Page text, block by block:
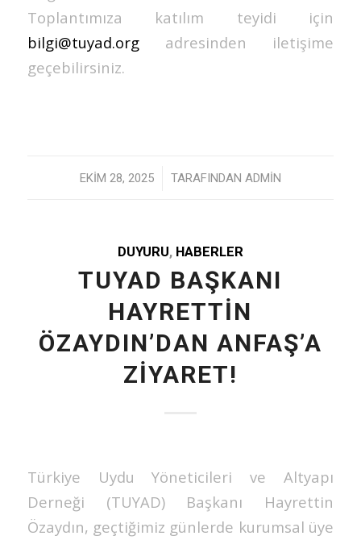
Toplantımıza katılım teyidi için
bilgi@tuyad.orgadresinden iletişime
geçebilirsiniz.
EKIM 28, 2025
/ TARAFINDAN ADMIN
DUYURU, HABERLER
TUYAD BAŞKANI
HAYRETTIN
ÖZAYDIN’DAN ANFAŞ’A
ZIYARET!
Türkiye Uydu Yöneticileri ve Altyapı
Derneği (TUYAD) Başkanı Hayrettin
Özaydın, geçtiğimiz günlerde kurumsal üye